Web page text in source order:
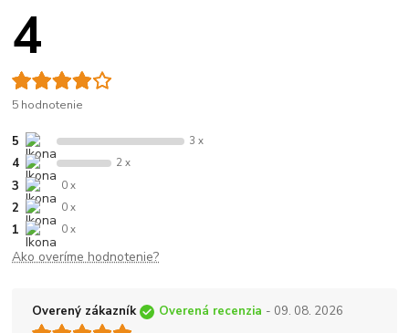
4
5 hodnotenie
5 3 x
4 2 x
3 0 x
2 0 x
1 0 x
Ako overíme hodnotenie?
Overený zákazník Overená recenzia - 09. 08. 2026